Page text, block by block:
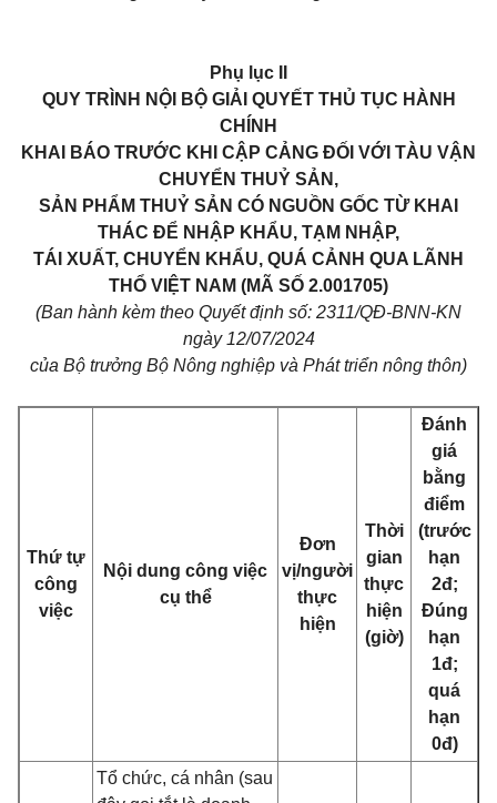
Phụ lục II
QUY TRÌNH NỘI BỘ GIẢI QUYẾT THỦ TỤC HÀNH
CHÍNH
KHAI BÁO TRƯỚC KHI CẬP CẢNG ĐỐI VỚI TÀU VẬN
CHUYỂN THUỶ SẢN,
SẢN PHẨM THUỶ SẢN CÓ NGUỒN GỐC TỪ KHAI
THÁC ĐỂ NHẬP KHẨU, TẠM NHẬP,
TÁI XUẤT, CHUYỂN KHẨU, QUÁ CẢNH QUA LÃNH
THỔ VIỆT NAM (MÃ SỐ 2.001705)
(Ban hành kèm theo Quyết định số: 2311/QĐ-BNN-KN
ngày 12/07/2024
của Bộ trưởng Bộ Nông nghiệp và Phát triển nông thôn)
Thứ tự
công
việc
Nội dung công việc
cụ thể
Đơn
vị/người
thực
hiện
Thời
gian
thực
hiện
(giờ)
Đánh
giá
bằng
điểm
(trước
hạn
2đ;
Đúng
hạn
1đ;
quá
hạn
0đ)
Tổ chức, cá nhân (sau